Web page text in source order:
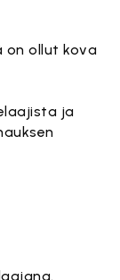
on ollut kova
ja